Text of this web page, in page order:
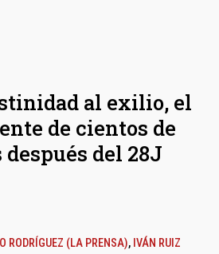
al exilio, el
de cientos de
del 28J
RODRÍGUEZ (LA PRENSA), IVÁN RUIZ